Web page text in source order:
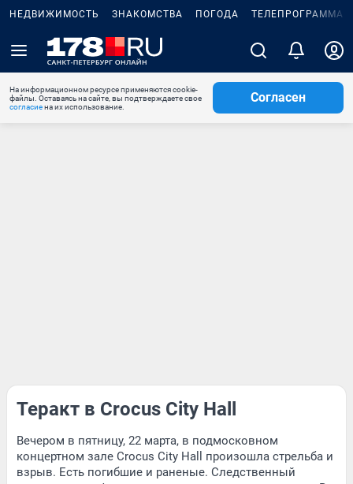
НЕДВИЖИМОСТЬ ЗНАКОМСТВА ПОГОДА ТЕЛЕПРОГРАММА
На информационном ресурсе применяются cookie-
файлы. Оставаясь на сайте, вы подтверждаете свое
согласиена их использование.
Согласен
Теракт в Crocus City Hall
Вечером в пятницу, 22 марта, в подмосковном
концертном зале Crocus City Hall произошла стрельба и
взрыв. Есть погибшие и раненые. Следственный